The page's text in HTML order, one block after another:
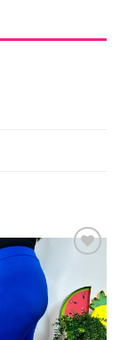
lista de
deseos